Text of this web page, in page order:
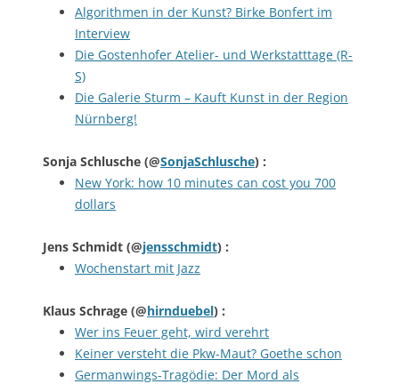
Algorithmen in der Kunst? Birke Bonfert im
Interview
Die Gostenhofer Atelier- und Werkstatttage (R-
S)
Die Galerie Sturm – Kauft Kunst in der Region
Nürnberg!
Sonja Schlusche (@SonjaSchlusche) :
New York: how 10 minutes can cost you 700
dollars
Jens Schmidt (@jensschmidt) :
Wochenstart mit Jazz
Klaus Schrage (@hirnduebel) :
Wer ins Feuer geht, wird verehrt
Keiner versteht die Pkw-Maut? Goethe schon
Germanwings-Tragödie: Der Mord als